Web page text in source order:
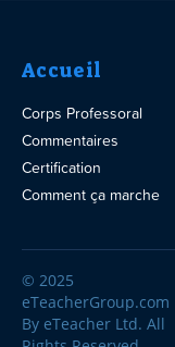
Accueil
Corps Professoral
Commentaires
Certification
Comment ça marche
© 2025
eTeacherGroup.com
By eTeacher Ltd. All